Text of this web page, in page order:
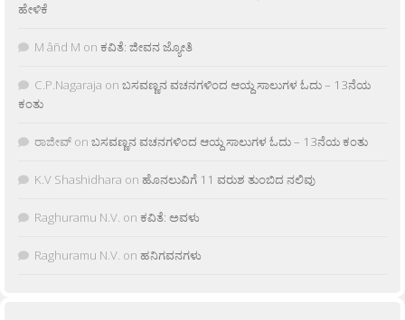
ಹೇಳಿಕೆ
M âñd M on ಕವಿತೆ: ಜೀವನ ಜ್ಯೋತಿ
C.P.Nagaraja on ಬಸವಣ್ಣನ ವಚನಗಳಿಂದ ಆಯ್ದ ಸಾಲುಗಳ ಓದು – 13ನೆಯ
ಕಂತು
ರಾಜೀವ್ on ಬಸವಣ್ಣನ ವಚನಗಳಿಂದ ಆಯ್ದ ಸಾಲುಗಳ ಓದು – 13ನೆಯ ಕಂತು
K.V Shashidhara on ಹೊನಲುವಿಗೆ 11 ವರುಶ ತುಂಬಿದ ನಲಿವು
Raghuramu N.V. on ಕವಿತೆ: ಅವಳು
Raghuramu N.V. on ಹನಿಗವನಗಳು